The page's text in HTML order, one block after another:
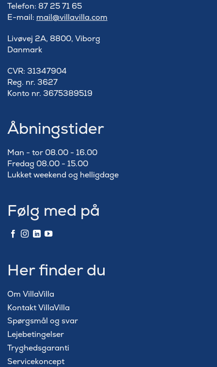
Telefon: 87 25 71 65
E-mail: mail@villavilla.com
Livøvej 2A, 8800, Viborg
Danmark
​CVR: 31347904
Reg. nr. 3627
Konto nr. 3675389519
Åbningstider
Man - tor 08.00 - 16.00
Fredag 08.00 - 15.00
Lukket weekend og helligdage
Følg med på
Her finder du
Om VillaVilla
Kontakt VillaVilla
Spørgsmål og svar
Lejebetingelser
Tryghedsgaranti
Servicekoncept